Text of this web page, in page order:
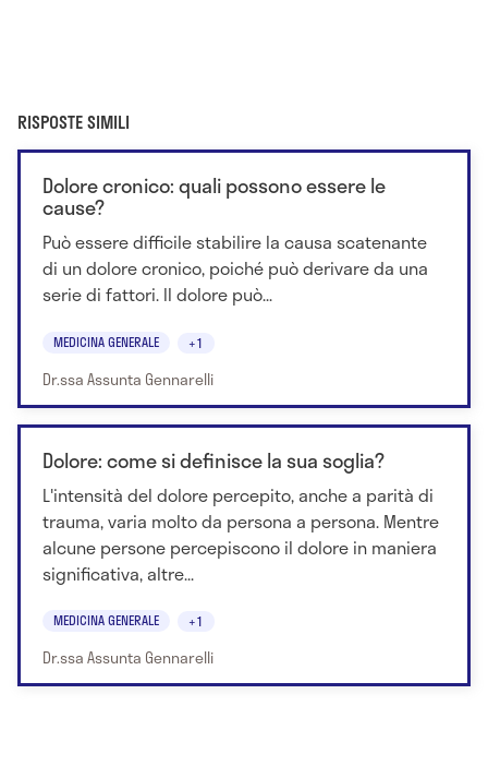
RISPOSTE SIMILI
Dolore cronico: quali possono essere le
cause?
Può essere difficile stabilire la causa scatenante
di un dolore cronico, poiché può derivare da una
serie di fattori. Il dolore può...
MEDICINA GENERALE +1
Dr.ssa Assunta Gennarelli
Dolore: come si definisce la sua soglia?
L'intensità del dolore percepito, anche a parità di
trauma, varia molto da persona a persona. Mentre
alcune persone percepiscono il dolore in maniera
significativa, altre...
MEDICINA GENERALE +1
Dr.ssa Assunta Gennarelli